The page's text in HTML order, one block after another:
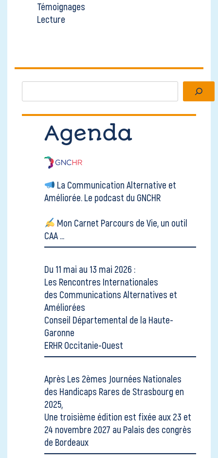
Témoignages
Lecture
Agenda
La Communication Alternative et
Améliorée. Le podcast du GNCHR
Mon Carnet Parcours de Vie, un outil
CAA ...
Du 11 mai au 13 mai 2026 :
Les Rencontres Internationales
des Communications Alternatives et
Améliorées
Conseil Départemental de la Haute-
Garonne
ERHR Occitanie-Ouest
Après Les 2èmes Journées Nationales
des Handicaps Rares de Strasbourg en
2025,
Une troisième édition est fixée aux 23 et
24 novembre 2027 au Palais des congrès
de Bordeaux